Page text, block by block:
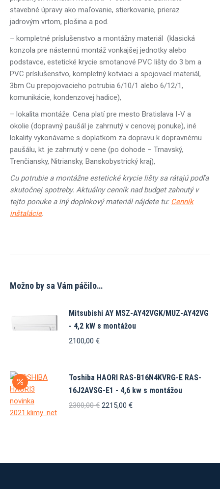
stavebné úpravy ako maľovanie, stierkovanie, prieraz
jadrovým vrtom, plošina a pod.
– kompletné príslušenstvo a montážny materiál (klasická
konzola pre nástennú montáž vonkajšej jednotky alebo
podstavce, estetické krycie smotanové PVC lišty do 3 bm a
PVC príslušenstvo, kompletný kotviaci a spojovací materiál,
3bm Cu prepojovacieho potrubia 6/10/1 alebo 6/12/1,
komunikácie, kondenzovej hadice),
– lokalita montáže: Cena platí pre mesto Bratislava I-V a
okolie (dopravný paušál je zahrnutý v cenovej ponuke), iné
lokality vykonávame s doplatkom za dopravu k dopravnému
paušálu, kt. je zahrnutý v cene (po dohode – Trnavský,
Trenčiansky, Nitriansky, Banskobystrický kraj),
Cu potrubie a montážne estetické krycie lišty sa rátajú podľa
skutočnej spotreby. Aktuálny cenník nad budget zahnutý v
tejto ponuke a iný doplnkový materiál nájdete tu: Cenník
inštalácie.
Možno by sa Vám páčilo…
Mitsubishi AY MSZ-AY42VGK/MUZ-AY42VG
- 4,2 kW s montážou
2100,00 €
Toshiba HAORI RAS-B16N4KVRG-E RAS-
16J2AVSG-E1 - 4,6 kw s montážou
2300,00€ Pôvodná
2215,00 €Aktuálna